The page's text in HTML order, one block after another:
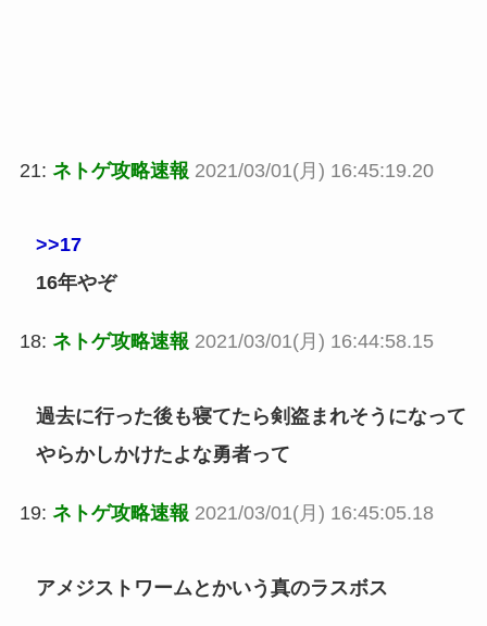
21: ネトゲ攻略速報 2021/03/01(月) 16:45:19.20
>>17
16年やぞ
18: ネトゲ攻略速報 2021/03/01(月) 16:44:58.15
過去に行った後も寝てたら剣盗まれそうになって
やらかしかけたよな勇者って
19: ネトゲ攻略速報 2021/03/01(月) 16:45:05.18
アメジストワームとかいう真のラスボス